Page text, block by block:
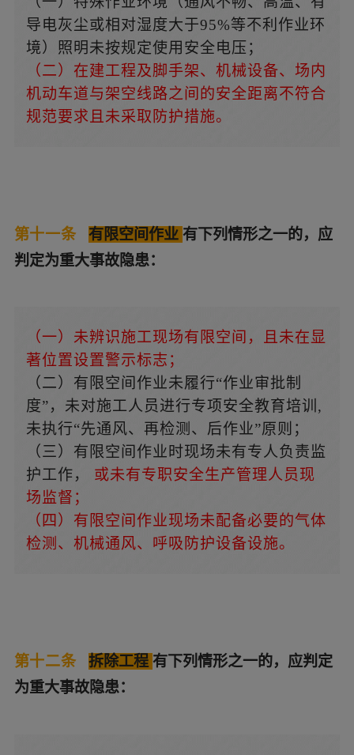
导电灰尘或相对湿度大于95%等不利作业环
境）照明未按规定使用安全电压；
（二）在建工程及脚手架、机械设备、场内
机动车道与架空线路之间的安全距离不符合
规范要求且未采取防护措施。
第十一条 有限空间作业 有下列情形之一的，应
判定为重大事故隐患：
（一）未辨识施工现场有限空间，且未在显
著位置设置警示标志；
（二）有限空间作业未履行“作业审批制
度”，未对施工人员进行专项安全教育培训,
未执行“先通风、再检测、后作业”原则；
（三）有限空间作业时现场未有专人负责监
护工作， 或未有专职安全生产管理人员现
场监督；
（四）有限空间作业现场未配备必要的气体
检测、机械通风、呼吸防护设备设施。
第十二条 拆除工程 有下列情形之一的，应判定
为重大事故隐患：